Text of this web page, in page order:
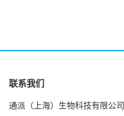
联系我们
通派（上海）生物科技有限公司